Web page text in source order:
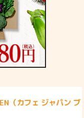
（カフェ ジャパン ブ